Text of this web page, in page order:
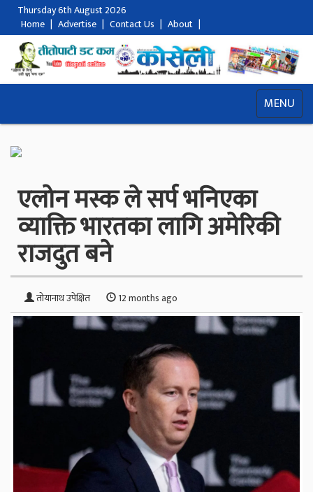
Thursday 6th August 2026
Home | Advertise | Contact Us | About |
MENU
एलोन मस्क ले सर्प भनिएका
व्याक्ति भारतका लागि अमेरिकी
राजदुत बने
तोयानाथ उपेक्षित 12 months ago